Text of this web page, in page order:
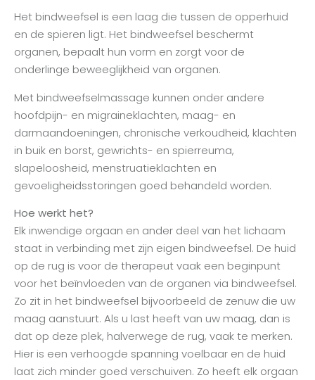
Het bindweefsel is een laag die tussen de opperhuid
en de spieren ligt. Het bindweefsel beschermt
organen, bepaalt hun vorm en zorgt voor de
onderlinge beweeglijkheid van organen.
Met bindweefselmassage kunnen onder andere
hoofdpijn- en migraineklachten, maag- en
darmaandoeningen, chronische verkoudheid, klachten
in buik en borst, gewrichts- en spierreuma,
slapeloosheid, menstruatieklachten en
gevoeligheidsstoringen goed behandeld worden.
Hoe werkt het?
Elk inwendige orgaan en ander deel van het lichaam
staat in verbinding met zijn eigen bindweefsel. De huid
op de rug is voor de therapeut vaak een beginpunt
voor het beïnvloeden van de organen via bindweefsel.
Zo zit in het bindweefsel bijvoorbeeld de zenuw die uw
maag aanstuurt. Als u last heeft van uw maag, dan is
dat op deze plek, halverwege de rug, vaak te merken.
Hier is een verhoogde spanning voelbaar en de huid
laat zich minder goed verschuiven. Zo heeft elk orgaan